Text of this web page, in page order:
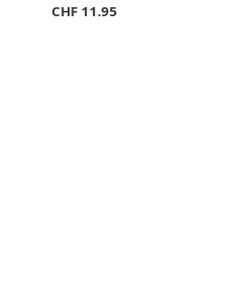
CHF 11.95